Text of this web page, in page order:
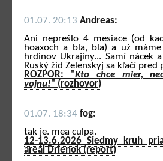
01.07. 20:13 Andreas:
Ani neprešlo 4 mesiace (od
hoaxoch a bla, bla) a už
hrdinov Ukrajiny... Samí nácek
Ruský žid Zelenskyj sa kľačí pred
ROZPOR: "Kto chce mier,
vojnu!" (rozhovor)
01.07. 18:34 fog:
tak je. mea culpa.
12-13.6.2026 Siedmy kruh
areál Drienok (report)